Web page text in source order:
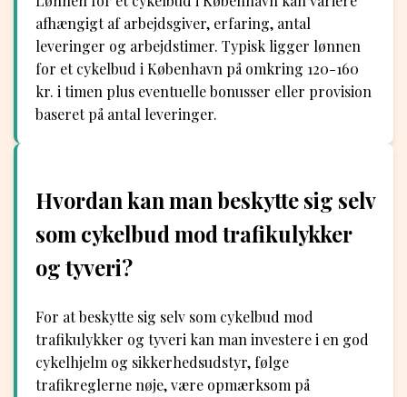
afhængigt af arbejdsgiver, erfaring, antal
leveringer og arbejdstimer. Typisk ligger lønnen
for et cykelbud i København på omkring 120-160
kr. i timen plus eventuelle bonusser eller provision
baseret på antal leveringer.
Hvordan kan man beskytte sig selv
som cykelbud mod trafikulykker
og tyveri?
For at beskytte sig selv som cykelbud mod
trafikulykker og tyveri kan man investere i en god
cykelhjelm og sikkerhedsudstyr, følge
trafikreglerne nøje, være opmærksom på